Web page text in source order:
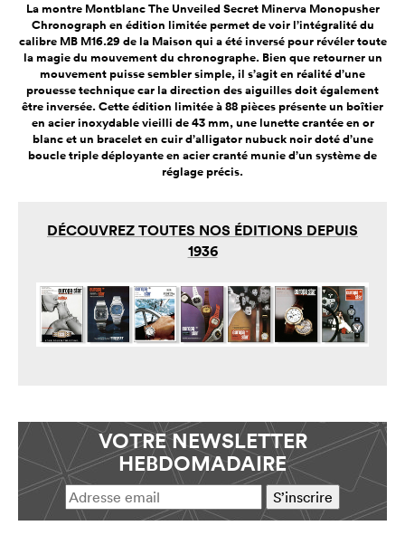
La montre Montblanc The Unveiled Secret Minerva Monopusher
Chronograph en édition limitée permet de voir l’intégralité du
calibre MB M16.29 de la Maison qui a été inversé pour révéler toute
la magie du mouvement du chronographe. Bien que retourner un
mouvement puisse sembler simple, il s’agit en réalité d’une
prouesse technique car la direction des aiguilles doit également
être inversée. Cette édition limitée à 88 pièces présente un boîtier
en acier inoxydable vieilli de 43 mm, une lunette crantée en or
blanc et un bracelet en cuir d’alligator nubuck noir doté d’une
boucle triple déployante en acier cranté munie d’un système de
réglage précis.
DÉCOUVREZ TOUTES NOS ÉDITIONS DEPUIS
1936
VOTRE NEWSLETTER
HEBDOMADAIRE